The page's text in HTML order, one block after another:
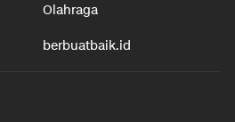
Olahraga
berbuatbaik.id